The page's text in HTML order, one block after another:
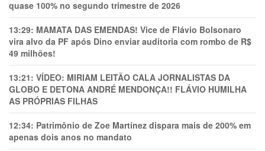
quase 100% no segundo trimestre de 2026
13:29: MAMATA DAS EMENDAS! Vice de Flávio Bolsonaro
vira alvo da PF após Dino enviar auditoria com rombo de R$
49 milhões!
13:21: VÍDEO: MIRIAM LEITÃO CALA JORNALISTAS DA
GLOBO E DETONA ANDRÉ MENDONÇA!! FLÁVIO HUMILHA
AS PRÓPRIAS FILHAS
12:34: Patrimônio de Zoe Martínez dispara mais de 200% em
apenas dois anos no mandato